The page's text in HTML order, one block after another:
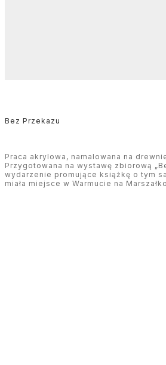
Bez Przekazu
Praca akrylowa, namalowana na
Przygotowana na wystawę zbiorową
wydarzenie promujące książkę o tym
miała miejsce w Warmucie na